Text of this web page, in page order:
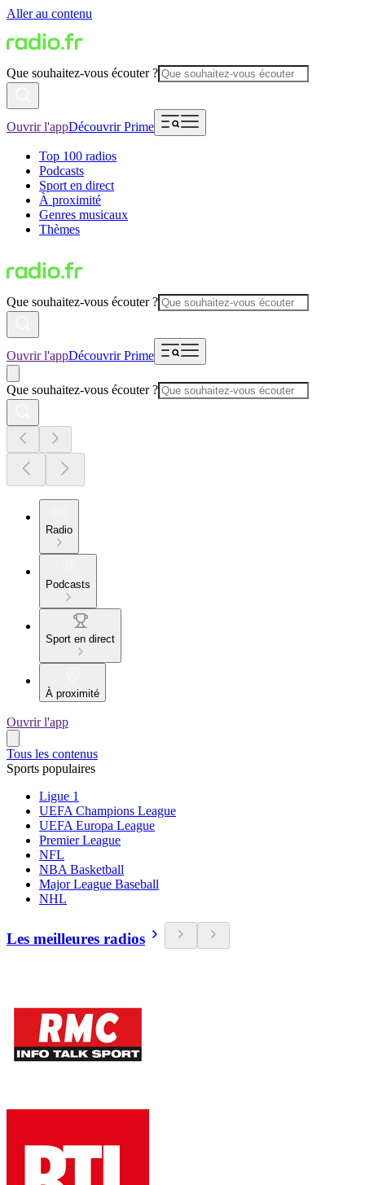
Aller au contenu
Que souhaitez-vous écouter ?
Ouvrir l'appDécouvrir Prime
Top 100 radios
Podcasts
Sport en direct
À proximité
Genres musicaux
Thèmes
Que souhaitez-vous écouter ?
Ouvrir l'appDécouvrir Prime
Que souhaitez-vous écouter ?
Radio
Podcasts
Sport en direct
À proximité
Ouvrir l'app
Tous les contenus
Sports populaires
Ligue 1
UEFA Champions League
UEFA Europa League
Premier League
NFL
NBA Basketball
Major League Baseball
NHL
Les meilleures radios